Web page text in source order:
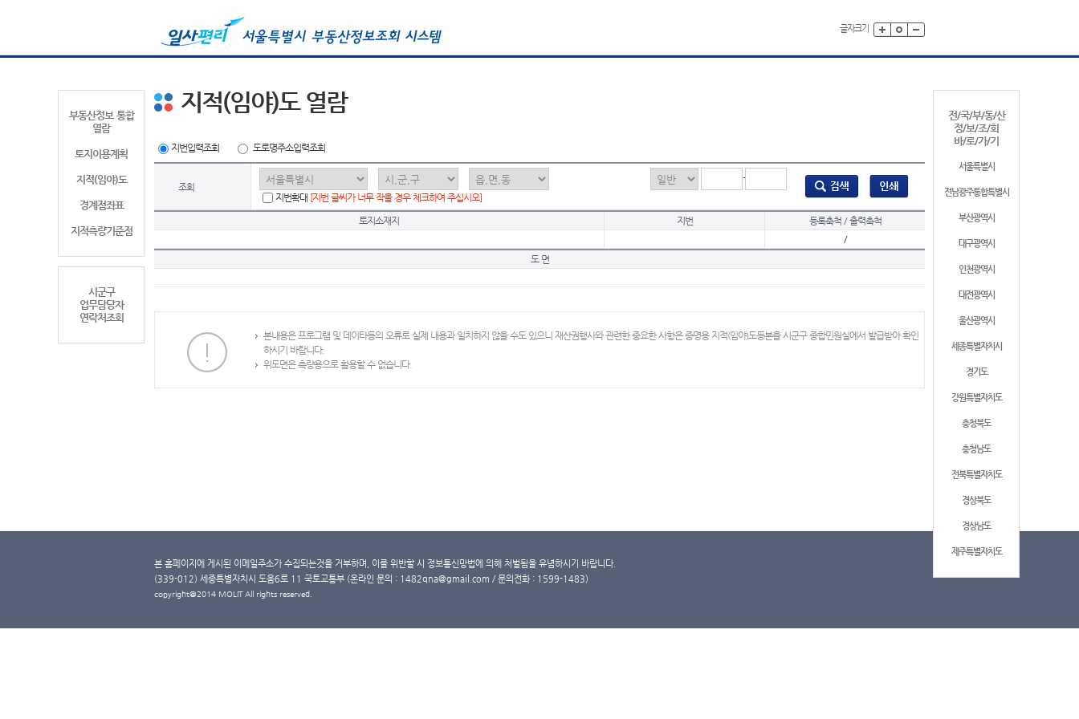
글자크기
부동산정보 통합
열람
토지이용계획
지적(임야)도
경계점좌표
지적측량기준점
시군구
업무담당자
연락처조회
전/국/부/동/산
정/보/조/회
바/로/가/기
서울특별시
전남광주통합특별시
부산광역시
대구광역시
인천광역시
대전광역시
울산광역시
세종특별자치시
경기도
강원특별자치도
충청북도
충청남도
전북특별자치도
경상북도
경상남도
제주특별자치도
지적(임야)도 열람
지번입력조회 도로명주소입력조회
조회
-
지번확대 [지번 글씨가 너무 작을 경우 체크하여 주십시오]
토지소재지 지번
등록축척 / 출력축척
/
도 면
본내용은 프로그램 및 데이타등의 오류로 실제 내용과 일치하지 않을 수도 있으니 재산권행사와 관련한 중요한 사항은 증명용 지적(임야)도등본을 시군구 종합민원실에서 발급받아 확인
하시기 바랍니다.
위도면은 측량용으로 활용할 수 없습니다.
본 홈페이지에 게시된 이메일주소가 수집되는것을 거부하며, 이를 위반할 시 정보통신망법에 의해 처벌됨을 유념하시기 바랍니다.
(339-012) 세종특별자치시 도움6로 11 국토교통부 (온라인 문의 : 1482qna@gmail.com / 문의전화 : 1599-1483)
copyright@2014 MOLIT All rights reserved.